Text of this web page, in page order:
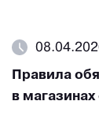
Правила
в